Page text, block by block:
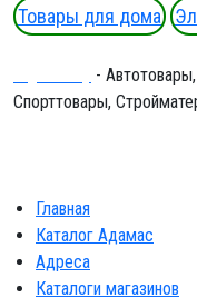
Товары для дома
-
Спорттовары,
Главная
Каталог Адамас
Адреса
Каталоги магазинов